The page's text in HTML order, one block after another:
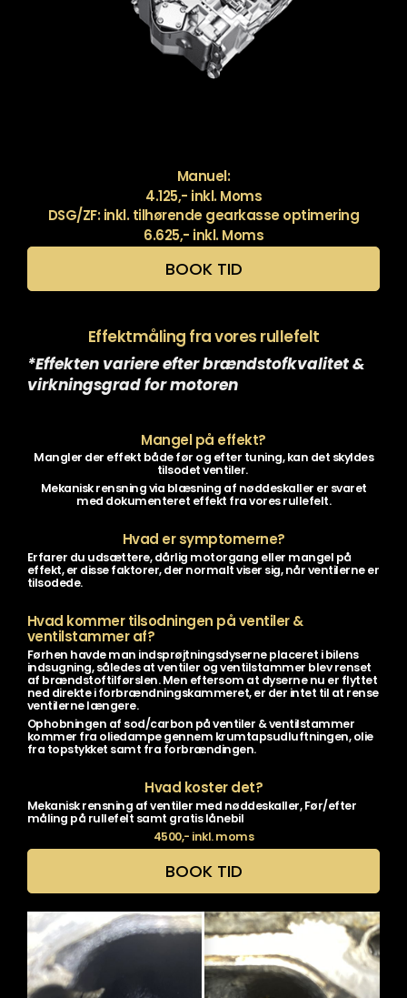
Manuel:
4.125,- inkl. Moms
DSG/ZF: inkl. tilhørende gearkasse optimering
6.625,- inkl. Moms
BOOK TID
Effektmåling fra vores rullefelt
*Effekten variere efter brændstofkvalitet &
virkningsgrad for motoren
Mangel på effekt?
Mangler der effekt både før og efter tuning, kan det skyldes
tilsodet ventiler.
Mekanisk rensning via blæsning af nøddeskaller er svaret
med dokumenteret effekt fra vores rullefelt.
Hvad er symptomerne?
Erfarer du udsættere, dårlig motorgang eller mangel på
effekt, er disse faktorer, der normalt viser sig, når ventilerne er
tilsodede.
Hvad kommer tilsodningen på ventiler &
ventilstammer af?
Førhen havde man indsprøjtningsdyserne placeret i bilens
indsugning, således at ventiler og ventilstammer blev renset
af brændstoftilførslen. Men eftersom at dyserne nu er flyttet
ned direkte i forbrændningskammeret, er der intet til at rense
ventilerne længere.
Ophobningen af sod/carbon på ventiler & ventilstammer
kommer fra oliedampe gennem krumtapsudluftningen, olie
fra topstykket samt fra forbrændingen.
Hvad koster det?
Mekanisk rensning af ventiler med nøddeskaller, Før/efter
måling på rullefelt samt gratis lånebil
4500,- inkl. moms
BOOK TID